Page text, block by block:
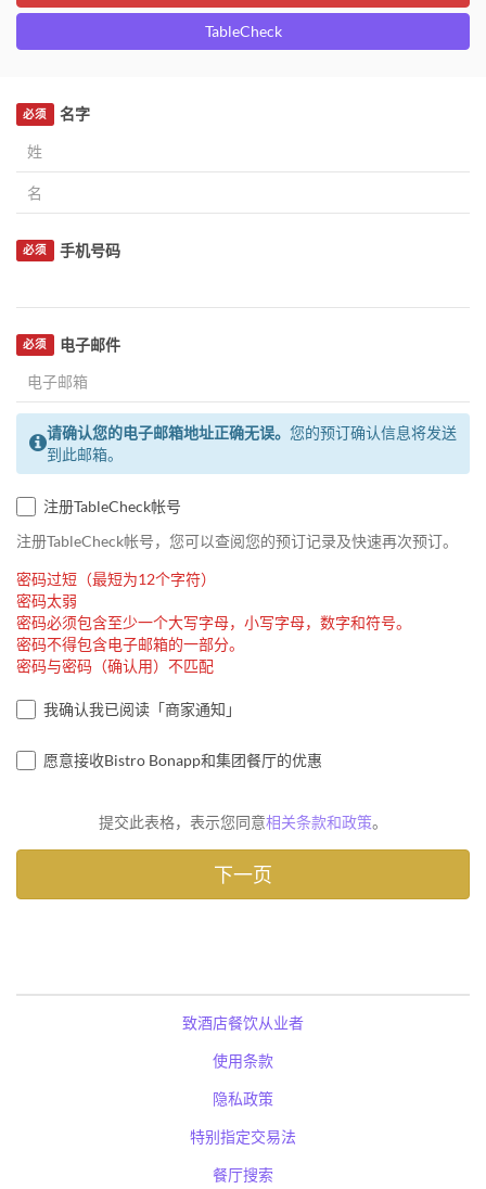
TableCheck
名字
必须
手机号码
必须
电子邮件
必须
请确认您的电子邮箱地址正确无误。 您的预订确认信息将发送
到此邮箱。
注册TableCheck帐号
注册TableCheck帐号，您可以查阅您的预订记录及快速再次预订。
密码过短（最短为12个字符）
密码太弱
密码必须包含至少一个大写字母，小写字母，数字和符号。
密码不得包含电子邮箱的一部分。
密码与密码（确认用）不匹配
我确认我已阅读「商家通知」
愿意接收Bistro Bonapp和集团餐厅的优惠
提交此表格，表示您同意相关条款和政策。
致酒店餐饮从业者
使用条款
隐私政策
特别指定交易法
餐厅搜索